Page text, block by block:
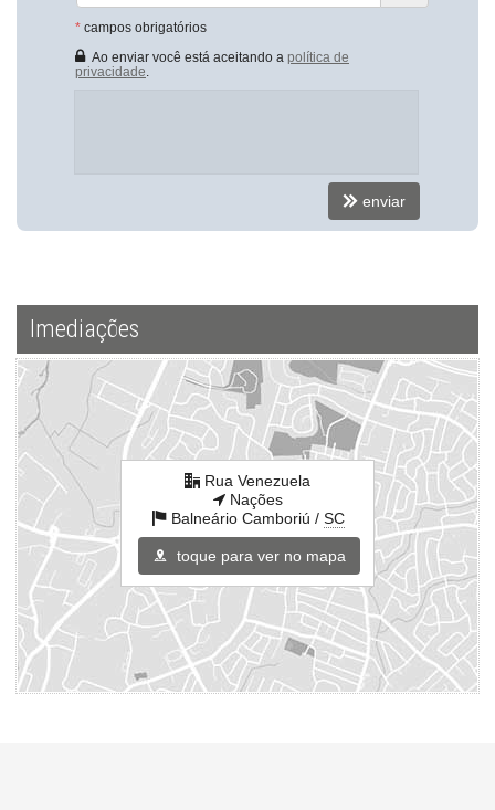
ver mapa abaixo
* campos obrigatórios
Ao enviar você está aceitando a política de
privacidade
enviar
Imediações
Rua Venezuela
Nações
Balneário Camboriú / SC
toque para ver no mapa